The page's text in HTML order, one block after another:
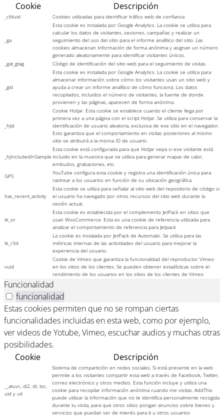
Cookie
Descripción
_cfduid Cookies utilizadas para identificar tráfico web de confianza
_ga
Esta cookie es instalada por Google Analytics. La cookie se utiliza para
calcular los datos de visitantes, sesiones, campañas y realizar un
seguimiento del uso del sitio para el informe analítico del sitio. Las
cookies almacenan información de forma anónima y asignan un número
generado aleatoriamente para identificar visitantes únicos.
_gat_gtag
Código de identificación del sitio web para el seguimiento de visitas.
_gid
Esta cookie es instalada por Google Analytics. La cookie se utiliza para
almacenar información sobre cómo los visitantes usan un sitio web y
ayuda a crear un informe analítico de cómo funciona. Los datos
recopilados, incluidos el número de visitantes, la fuente de donde
provienen y las páginas, aparecen de forma anónima.
_hjid
Cookie Hotjar. Esta cookie se establece cuando el cliente llega por
primera vez a una página con el script Hotjar. Se utiliza para conservar la
identificación de usuario aleatoria, exclusiva de ese sitio en el navegador.
Esto garantiza que el comportamiento en visitas posteriores al mismo
sitio se atribuirá a la misma ID de usuario.
_hjIncludedInSample
Esta cookie está configurada para que Hotjar sepa si ese visitante está
incluido en la muestra que se utiliza para generar mapas de calor,
embudos, grabaciones, etc.
GPS
YouTube configura esta cookie y registra una identificación única para
rastrear a los usuarios en función de su ubicación geográfica
has_recent_activity
Esta cookie se utiliza para señalar al sitio web del repositorio de código si
el usuario ha navegado por otros recursos del sitio web durante la
sesión actual.
tk_or
Esta cookie es establecida por el complemento JetPack en sitios que
usan WooCommerce. Esta es una cookie de referencia utilizada para
analizar el comportamiento de referencia para Jetpack
tk_r3d
La cookie es instalada por JetPack de Automatic. Se utiliza para las
métricas internas de las actividades del usuario para mejorar la
experiencia del usuario.
vuid
Cookie de Vimeo que garantiza la funcionalidad del reproductor Vimeo
en los sitios de los clientes. Se pueden obtener estadísticas sobre el
rendimiento de los usuarios en los sitios de los clientes de Vimeo
Funcionalidad
funcionalidad
Estas cookies permiten que no se rompan ciertas
funcionalidades incluidas en esta web, como por ejemplo,
ver videos de Yotube, Vimeo, escuchar audios y muchas otras
posibilidades.
Cookie
Descripción
__atuvc, di2, dt, loc,
uid y uit
Sistema de compartición en redes sociales. Si está presente en la web
permite a los visitantes compartir esta web a través de Facebook, Twitter,
correo electrónico y otros medios. Esta función incluye y utiliza una
cookie para recopilar información anónima cuando me visitas. AddThis
puede utilizar la información que no te identifica personalmente recogida
durante tu visita, para que otros sitios pongan anuncios sobre bienes y
servicios que puedan ser de interés para ti u otros usuarios